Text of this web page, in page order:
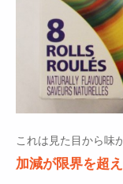
これは見た目から味
加減が限界を超